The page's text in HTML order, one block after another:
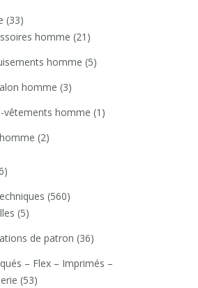
(33)
homme (21)
homme (5)
homme (3)
vêtements homme (1)
(2)
(560)
(5)
de patron (36)
– Flex – Imprimés –
(53)